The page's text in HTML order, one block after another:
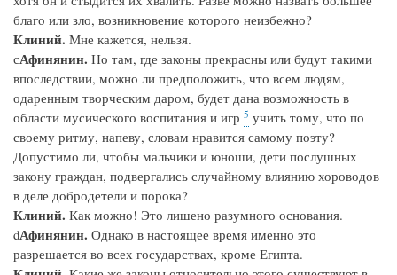
благо или зло, возникновение которого неизбежно?
Клиний. Мне кажется, нельзя.
сАфинянин. Но там, где законы прекрасны или будут такими
впоследствии, можно ли предположить, что всем людям,
одаренным творческим даром, будет дана возможность в
области мусического воспитания и игр 5 учить тому, что по
своему ритму, напеву, словам нравится самому поэту?
Допустимо ли, чтобы мальчики и юноши, дети послушных
закону граждан, подвергались случайному влиянию хороводов
в деле добродетели и порока?
Клиний. Как можно! Это лишено разумного основания.
dАфинянин. Однако в настоящее время именно это
разрешается во всех государствах, кроме Египта.